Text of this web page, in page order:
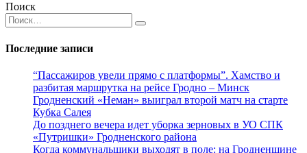
Поиск
Search
for:
Последние записи
“Пассажиров увели прямо с платформы”. Хамство и
разбитая маршрутка на рейсе Гродно – Минск
Гродненский «Неман» выиграл второй матч на старте
Кубка Салея
До позднего вечера идет уборка зерновых в УО СПК
«Путришки» Гродненского района
Когда коммунальщики выходят в поле: на Гродненщине